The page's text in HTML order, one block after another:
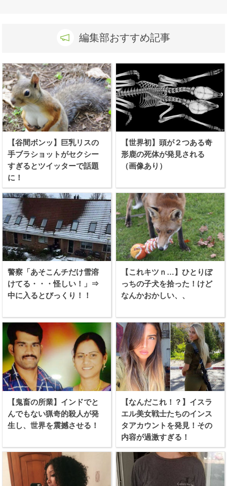
編集部おすすめ記事
【谷間ボンッ】巨乳リスの
手ブラショットがセクシー
すぎるとツイッターで話題
に！
【世界初】頭が２つある奇
形鹿の死体が発見される
（画像あり）
警察「あそこんチだけ雪溶
けてる・・・怪しい！」⇒
中に入るとびっくり！！
【これキツｎ…】ひとりぼ
っちの子犬を拾った！けど
なんかおかしい、、
【鬼畜の所業】インドでと
んでもない猟奇的殺人が発
生し、世界を震撼させる！
【なんだこれ！？】イスラ
エル美女戦士たちのインス
タアカウントを発見！その
内容が過激すぎる！